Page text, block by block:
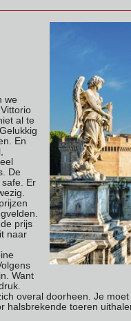
we
al te
En
De
safe. Er
prijs
naar
Want
overal doorheen. Je
halsbrekende toeren